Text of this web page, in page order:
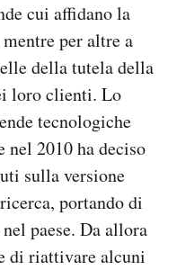
cui affidano la
per altre a
della tutela della
loro clienti. Lo
tecnologiche
nel 2010 ha deciso
sulla versione
portando di
paese. Da allora
di riattivare alcuni